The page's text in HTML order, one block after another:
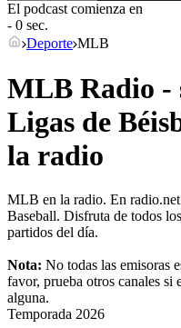
El podcast comienza en
- 0 sec.
Deporte MLB
MLB Radio -
Ligas de
la radio
MLB en la radio. En
Baseball. Disfruta de todos
partidos del día.
Nota: No todas las emisoras
favor, prueba otros canales si
alguna.
Temporada 2026